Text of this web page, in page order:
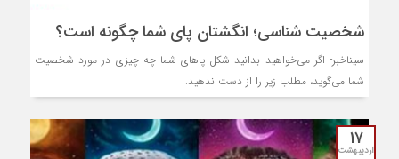
شخصیت شناسی؛ انگشتان پای شما چگونه است؟
سیناخبر- اگر می‌خواهید بدانید شکل پا‌های شما چه چیزی در مورد شخصیت
شما می‌گوید، مطلب زیر را از دست ندهید.
17
اردیبهشت